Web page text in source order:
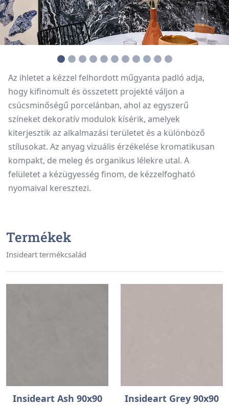
Az ihletet a kézzel felhordott műgyanta padló adja,
hogy kifinomult és összetett projekté váljon a
csúcsminőségű porcelánban, ahol az egyszerű
színeket dekoratív modulok kísérik, amelyek
kiterjesztik az alkalmazási területet és a különböző
stílusokat. Az anyag vizuális érzékelése kromatikusan
kompakt, de meleg és organikus lélekre utal. A
felületet a kézügyesség finom, de kézzelfogható
nyomaival keresztezi.
Termékek
Insideart termékcsalád
Insideart Ash 90x90 Insideart Grey 90x90